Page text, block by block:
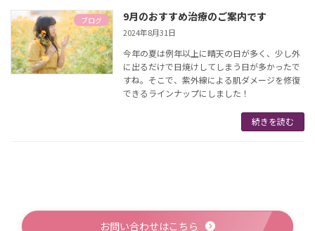
ブログ 9月のおすすめ治療のご案内です
2024年8月31日
今年の夏は例年以上に晴天の日が多く、少し外
に出るだけで日焼けしてしまう日が多かったで
すね。そこで、紫外線による肌ダメージを修復
できるラインナップにしました！
続きを読む
お問い合わせはこちら